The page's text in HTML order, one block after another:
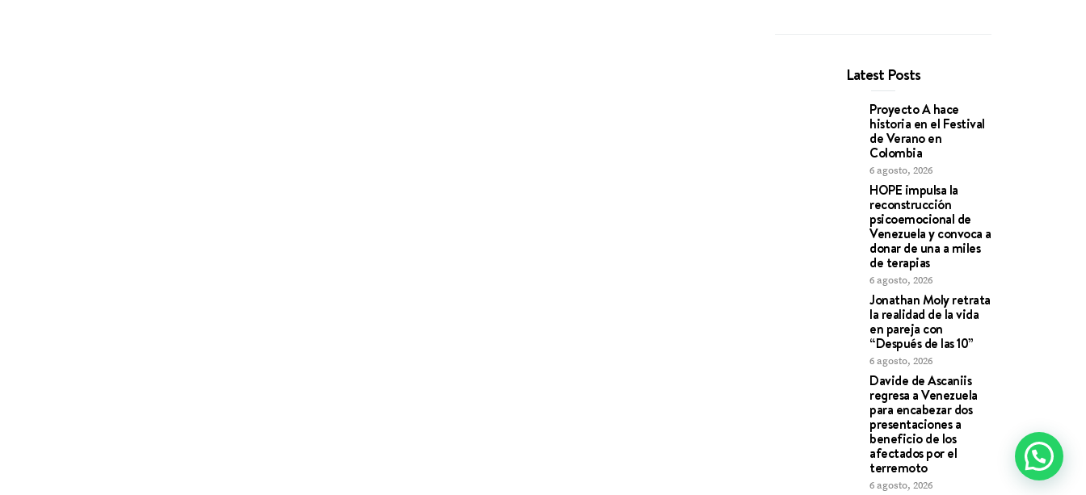
Latest Posts
Proyecto A hace
historia en el Festival
de Verano en
Colombia
6 agosto, 2026
HOPE impulsa la
reconstrucción
psicoemocional de
Venezuela y convoca a
donar de una a miles
de terapias
6 agosto, 2026
Jonathan Moly retrata
la realidad de la vida
en pareja con
“Después de las 10”
6 agosto, 2026
Davide de Ascaniis
regresa a Venezuela
para encabezar dos
presentaciones a
beneficio de los
afectados por el
terremoto
6 agosto, 2026